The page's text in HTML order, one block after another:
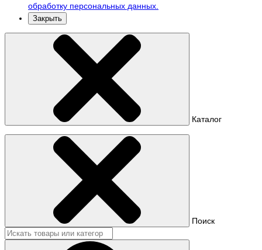
обработку персональных данных.
Закрыть
Каталог
Поиск